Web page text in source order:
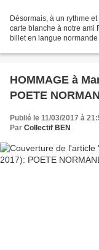
Désormais, à un rythme
carte blanche à notre ami
billet en langue
HOMMAGE à
POETE
Publié le 11/03/2017 à
Par Collectif BEN